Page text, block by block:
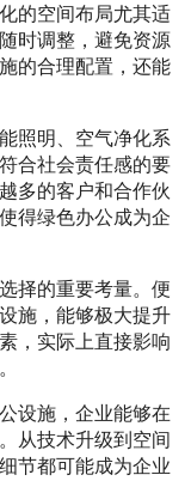
的空间布局尤其适
时调整，避免资源
的合理配置，还能
照明、空气净化系
合社会责任感的要
多的客户和合作伙
得绿色办公成为企
择的重要考量。便
施，能够极大提升
，实际上直接影响
设施，企业能够在
从技术升级到空间
节都可能成为企业